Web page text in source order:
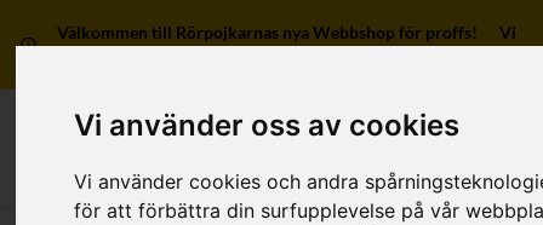
Vi använder oss av cookies
Vi använder cookies och andra
för att förbättra din surfupplevelse på vår
Välkommen till Rörpojkarnas nya Webbshop för proffs! Vi